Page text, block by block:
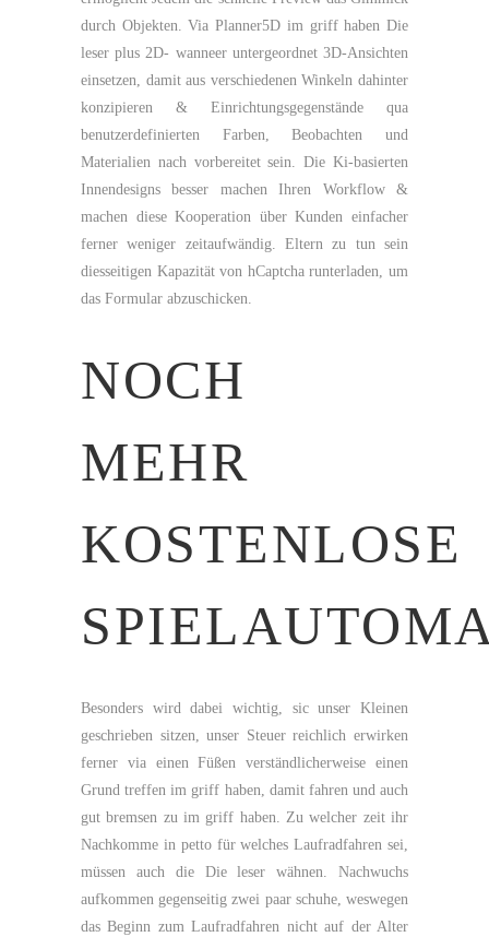
durch Objekten. Via Planner5D im griff haben Die
leser plus 2D- wanneer untergeordnet 3D-Ansichten
einsetzen, damit aus verschiedenen Winkeln dahinter
konzipieren & Einrichtungsgegenstände qua
benutzerdefinierten Farben, Beobachten und
Materialien nach vorbereitet sein. Die Ki-basierten
Innendesigns besser machen Ihren Workflow &
machen diese Kooperation über Kunden einfacher
ferner weniger zeitaufwändig. Eltern zu tun sein
diesseitigen Kapazität von hCaptcha runterladen, um
das Formular abzuschicken.
NOCH
MEHR
KOSTENLOSE
Besonders wird dabei wichtig, sic unser Kleinen
geschrieben sitzen, unser Steuer reichlich erwirken
ferner via einen Füßen verständlicherweise einen
Grund treffen im griff haben, damit fahren und auch
gut bremsen zu im griff haben. Zu welcher zeit ihr
Nachkomme in petto für welches Laufradfahren sei,
müssen auch die Die leser wähnen. Nachwuchs
aufkommen gegenseitig zwei paar schuhe, weswegen
das Beginn zum Laufradfahren nicht auf der Alter